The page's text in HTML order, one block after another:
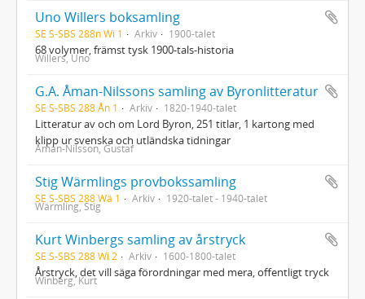
Uno Willers boksamling
SE S-SBS 288n Wi 1 Arkiv 1900-talet
68 volymer, främst tysk 1900-tals-historia
Willers, Uno
G.A. Åman-Nilssons samling av Byronlitteratur
SE S-SBS 288 Ån 1 Arkiv 1820-1940-talet
Litteratur av och om Lord Byron, 251 titlar, 1 kartong med
klipp ur svenska och utländska tidningar
Åman-Nilsson, Gustaf
Stig Wärmlings provbokssamling
SE S-SBS 288 Wä 1 Arkiv 1920-talet - 1940-talet
Wärmling, Stig
Kurt Winbergs samling av årstryck
SE S-SBS 288 Wi 2 Arkiv 1600-1800-talet
Årstryck, det vill säga förordningar med mera, offentligt tryck
Winberg, Kurt